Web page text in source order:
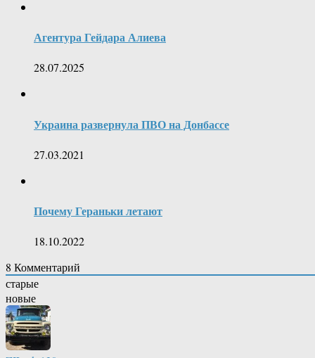
Агентура Гейдара Алиева
28.07.2025
Украина развернула ПВО на Донбассе
27.03.2021
Почему Гераньки летают
18.10.2022
8 Комментарий
старые
новые